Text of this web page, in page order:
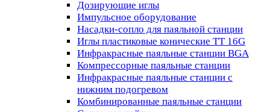
Дозирующие иглы
Импульсное оборудование
Насадки-сопло для паяльной станции
Иглы пластиковые конические TT 16G
Инфракрасные паяльные станции BGA
Компрессорные паяльные станции
Инфракрасные паяльные станции с
нижним подогревом
Комбинированные паяльные станции